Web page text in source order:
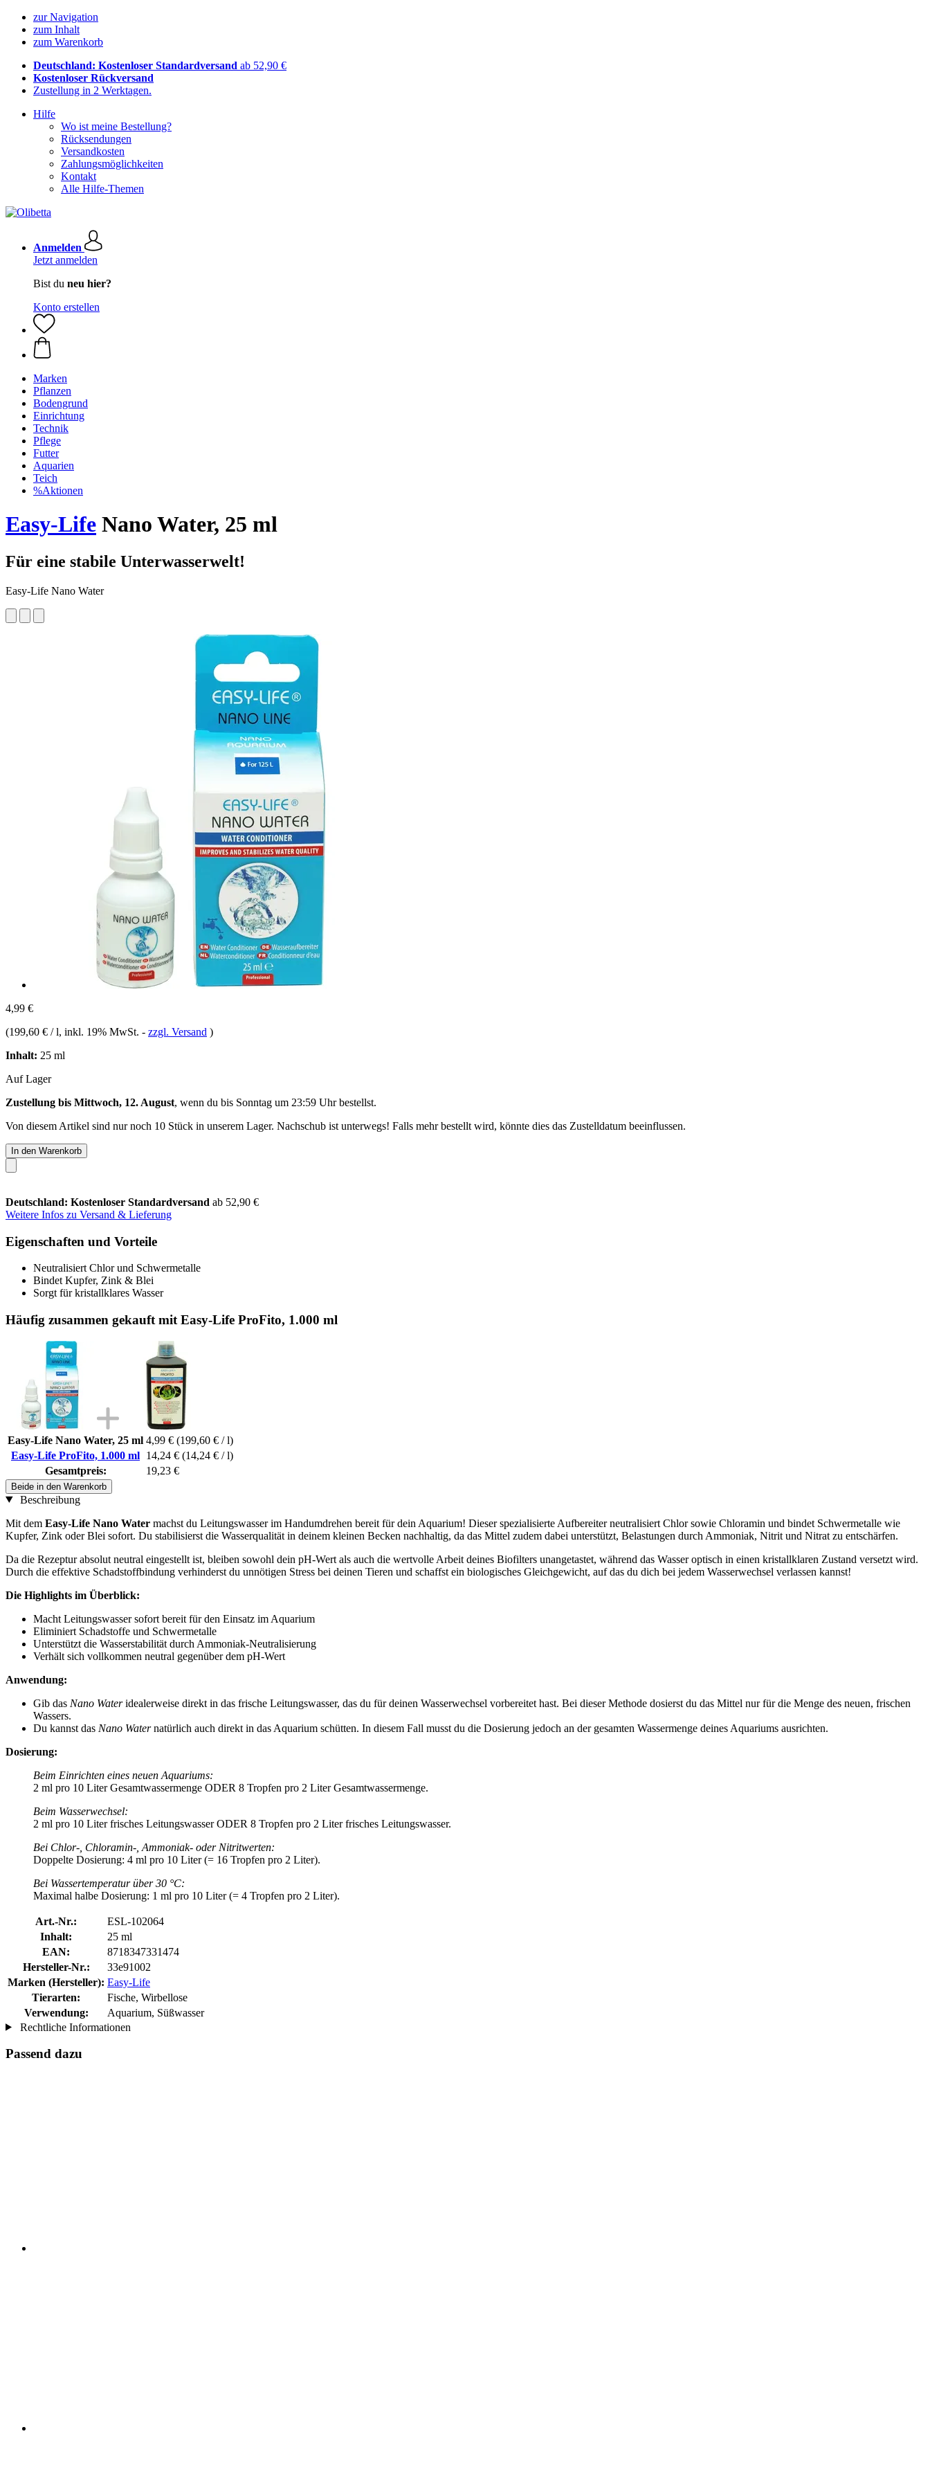
zur Navigation
zum Inhalt
zum Warenkorb
Deutschland: Kostenloser Standardversand ab 52,90 €
Kostenloser Rückversand
Zustellung in 2 Werktagen.
Hilfe
Wo ist meine Bestellung?
Rücksendungen
Versandkosten
Zahlungsmöglichkeiten
Kontakt
Alle Hilfe-Themen
Anmelden
Jetzt anmelden
Bist du neu hier?
Konto erstellen
Marken
Pflanzen
Bodengrund
Einrichtung
Technik
Pflege
Futter
Aquarien
Teich
%Aktionen
Easy-Life Nano Water, 25 ml
Für eine stabile Unterwasserwelt!
Easy-Life Nano Water
4,99 €
(199,60 € / l, inkl. 19% MwSt. - zzgl. Versand )
Inhalt: 25 ml
Auf Lager
Zustellung bis Mittwoch, 12. August, wenn du bis Sonntag um 23:59 Uhrbestellst.
Von diesem Artikel sind nur noch 10 Stück in unserem Lager. Nachschub ist unterwegs! Falls mehr bestellt wird, könnte dies das Zustelldatum beeinflussen.
In den Warenkorb
Deutschland: Kostenloser Standardversand ab 52,90 €
Weitere Infos zu Versand & Lieferung
Eigenschaften und Vorteile
Neutralisiert Chlor und Schwermetalle
Bindet Kupfer, Zink & Blei
Sorgt für kristallklares Wasser
Häufig zusammen gekauft mit Easy-Life ProFito, 1.000 ml
Easy-Life Nano Water, 25 ml 4,99 € (199,60 € / l)
Easy-Life ProFito, 1.000 ml 14,24 € (14,24 € / l)
Gesamtpreis:
19,23 €
Beide in den Warenkorb
Beschreibung
Mit dem Easy-Life Nano Water machst du Leitungswasser im Handumdrehen bereit für dein Aquarium! Dieser spezialisierte Aufbereiter neutralisiert Chlor sowie Chloramin und bindet Schwermetalle wie
Kupfer, Zink oder Blei sofort. Du stabilisierst die Wasserqualität in deinem kleinen Becken nachhaltig, da das Mittel zudem dabei unterstützt, Belastungen durch Ammoniak, Nitrit und Nitrat zu entschärfen.
Da die Rezeptur absolut neutral eingestellt ist, bleiben sowohl dein pH-Wert als auch die wertvolle Arbeit deines Biofilters unangetastet, während das Wasser optisch in einen kristallklaren Zustand versetzt wird.
Durch die effektive Schadstoffbindung verhinderst du unnötigen Stress bei deinen Tieren und schaffst ein biologisches Gleichgewicht, auf das du dich bei jedem Wasserwechsel verlassen kannst!
Die Highlights im Überblick:
Macht Leitungswasser sofort bereit für den Einsatz im Aquarium
Eliminiert Schadstoffe und Schwermetalle
Unterstützt die Wasserstabilität durch Ammoniak-Neutralisierung
Verhält sich vollkommen neutral gegenüber dem pH-Wert
Anwendung:
Gib das Nano Wateridealerweise direkt in das frische Leitungswasser, das du für deinen Wasserwechsel vorbereitet hast. Bei dieser Methode dosierst du das Mittel nur für die Menge des neuen, frischen
Wassers.
Du kannst das Nano Waternatürlich auch direkt in das Aquarium schütten. In diesem Fall musst du die Dosierung jedoch an der gesamten Wassermenge deines Aquariums ausrichten.
Dosierung:
Beim Einrichten eines neuen Aquariums:
2 ml pro 10 Liter Gesamtwassermenge ODER 8 Tropfen pro 2 Liter Gesamtwassermenge.
Beim Wasserwechsel:
2 ml pro 10 Liter frisches Leitungswasser ODER 8 Tropfen pro 2 Liter frisches Leitungswasser.
Bei Chlor-, Chloramin-, Ammoniak- oder Nitritwerten:
Doppelte Dosierung: 4 ml pro 10 Liter (= 16 Tropfen pro 2 Liter).
Bei Wassertemperatur über 30 °C:
Maximal halbe Dosierung: 1 ml pro 10 Liter (= 4 Tropfen pro 2 Liter).
Art.-Nr.:
ESL-102064
Inhalt:
25 ml
EAN:
8718347331474
Hersteller-Nr.:
33e91002
Marken (Hersteller): Easy-Life
Tierarten:
Fische, Wirbellose
Verwendung:
Aquarium, Süßwasser
Rechtliche Informationen
Passend dazu